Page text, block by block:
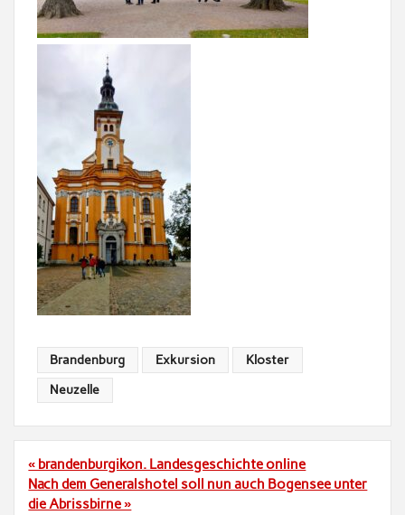
Brandenburg Exkursion Kloster
Neuzelle
Beitragsnavigation
« brandenburgikon. Landesgeschichte online
Nach dem Generalshotel soll nun auch Bogensee unter
die Abrissbirne »